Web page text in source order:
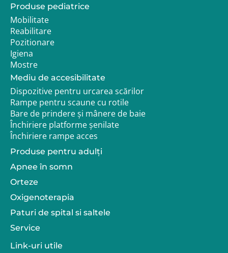
Produse pediatrice
Mobilitate
Reabilitare
Pozitionare
Igiena
Mostre
Mediu de accesibilitate
Dispozitive pentru urcarea scărilor
Rampe pentru scaune cu rotile
Bare de prindere și mânere de baie
Închiriere platforme șenilate
Închiriere rampe acces
Produse pentru adulţi
Apnee în somn
Orteze
Oxigenoterapia
Paturi de spital si saltele
Service
Link-uri utile